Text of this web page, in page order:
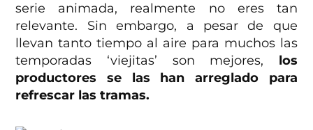
serie animada, realmente no eres tan
relevante. Sin embargo, a pesar de que
llevan tanto tiempo al aire para muchos las
temporadas ‘viejitas’ son mejores, los
productores se las han arreglado para
refrescar las tramas.